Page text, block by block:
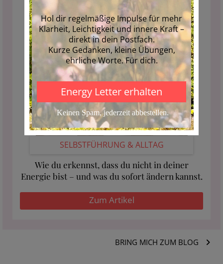
SELBSTFÜHRUNG & ALLTAG
Wie du erkennst, dass du nicht in deiner
Energie bist – und was du sofort ändern kannst.
Zum Artikel
BRING MICH ZUM BLOG